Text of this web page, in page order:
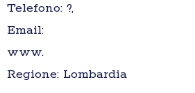
Telefono: ?,
Email:
www.
Regione: Lombardia